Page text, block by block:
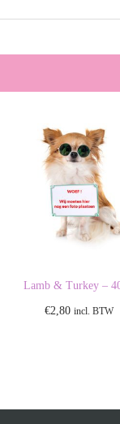
Lamb & Turkey –
€2,80 incl. BTW